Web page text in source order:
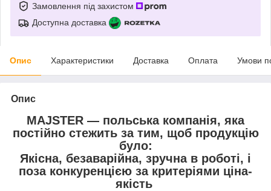
Замовлення під захистом
Доступна доставка
Опис Характеристики Доставка Оплата Умови
Опис
MAJSTER — польська компанія, яка
постійно стежить за тим, щоб продукцію
було:
Якісна, безаварійна, зручна в роботі, і
поза конкуренцією за критеріями ціна-
якість